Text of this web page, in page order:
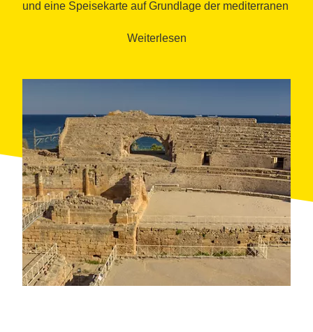
und eine Speisekarte auf Grundlage der mediterranen
der Familie bietet. Sehr zu empfehlen sind die Tapas
Einrichtung und der familiäre und freundliche Service
typische Atmosphäre.
Weiterlesen